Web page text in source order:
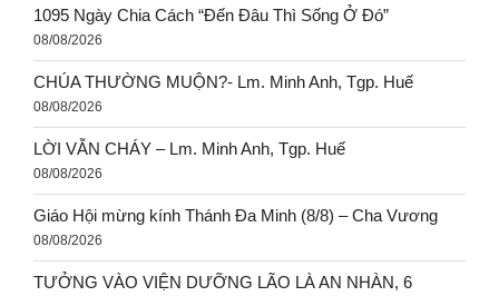
1095 Ngày Chia Cách “Đến Đâu Thì Sống Ở Đó”
08/08/2026
CHÚA THƯỜNG MUỘN?- Lm. Minh Anh, Tgp. Huế
08/08/2026
LỜI VẪN CHÁY – Lm. Minh Anh, Tgp. Huế
08/08/2026
Giáo Hội mừng kính Thánh Đa Minh (8/8) – Cha Vương
08/08/2026
TƯỞNG VÀO VIỆN DƯỠNG LÃO LÀ AN NHÀN, 6